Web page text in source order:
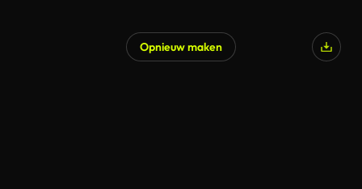
Opnieuw maken